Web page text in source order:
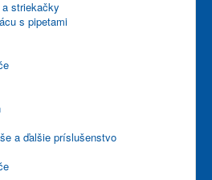
striekačky
s pipetami
a ďalšie príslušenstvo